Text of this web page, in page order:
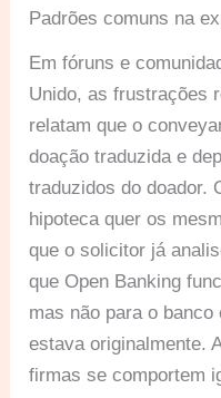
Padrões comuns na
Em fóruns e
Unido, as frustrações
relatam que o
doação traduzida e
traduzidos do doador.
hipoteca quer os
que o solicitor já
que Open Banking
mas não para o
estava originalmente.
firmas se comportem